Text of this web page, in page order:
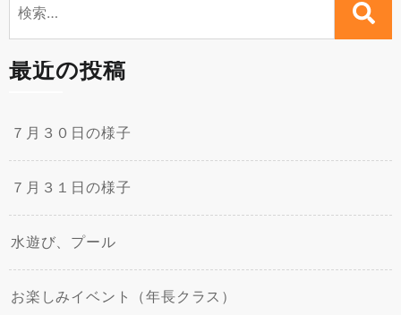
索:
最近の投稿
７月３０日の様子
７月３１日の様子
水遊び、プール
お楽しみイベント（年長クラス）